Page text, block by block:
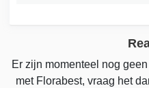
Er zijn momenteel nog
met Florabest, vraag het